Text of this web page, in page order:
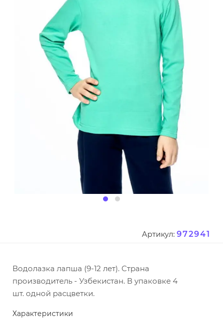
Артикул: 972941
Водолазка лапша (9-12 лет). Страна
производитель - Узбекистан. В упаковке 4
шт. одной расцветки.
Характеристики